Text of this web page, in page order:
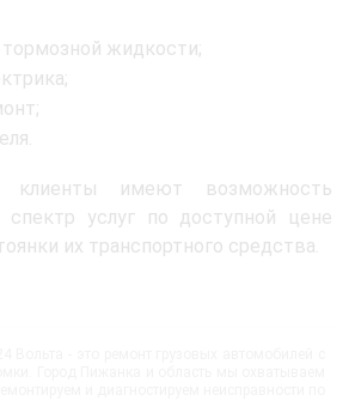
тормозной жидкости;
клиенты имеют возможность
спектр услуг по доступной цене
их транспортного средства.